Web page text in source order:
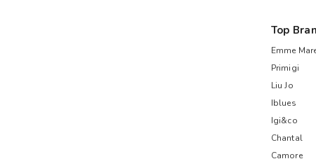
Top
Emme
Primigi
Liu Jo
Iblues
Igi&co
Chantal
Camore